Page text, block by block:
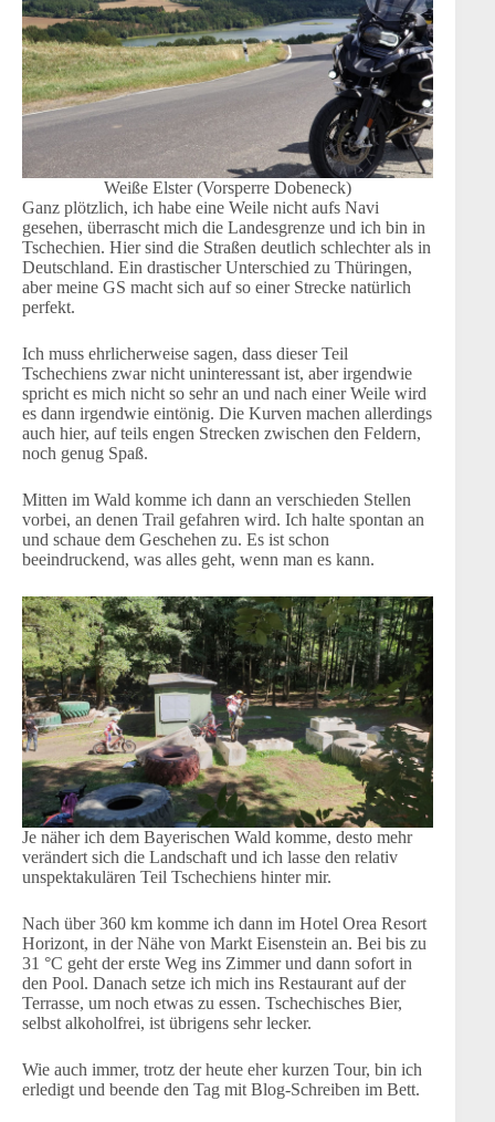
Weiße Elster (Vorsperre Dobeneck)
Ganz plötzlich, ich habe eine Weile nicht aufs Navi
gesehen, überrascht mich die Landesgrenze und ich bin in
Tschechien. Hier sind die Straßen deutlich schlechter als in
Deutschland. Ein drastischer Unterschied zu Thüringen,
aber meine GS macht sich auf so einer Strecke natürlich
perfekt.
Ich muss ehrlicherweise sagen, dass dieser Teil
Tschechiens zwar nicht uninteressant ist, aber irgendwie
spricht es mich nicht so sehr an und nach einer Weile wird
es dann irgendwie eintönig. Die Kurven machen allerdings
auch hier, auf teils engen Strecken zwischen den Feldern,
noch genug Spaß.
Mitten im Wald komme ich dann an verschieden Stellen
vorbei, an denen Trail gefahren wird. Ich halte spontan an
und schaue dem Geschehen zu. Es ist schon
beeindruckend, was alles geht, wenn man es kann.
Je näher ich dem Bayerischen Wald komme, desto mehr
verändert sich die Landschaft und ich lasse den relativ
unspektakulären Teil Tschechiens hinter mir.
Nach über 360 km komme ich dann im Hotel Orea Resort
Horizont, in der Nähe von Markt Eisenstein an. Bei bis zu
31 °C geht der erste Weg ins Zimmer und dann sofort in
den Pool. Danach setze ich mich ins Restaurant auf der
Terrasse, um noch etwas zu essen. Tschechisches Bier,
selbst alkoholfrei, ist übrigens sehr lecker.
Wie auch immer, trotz der heute eher kurzen Tour, bin ich
erledigt und beende den Tag mit Blog-Schreiben im Bett.